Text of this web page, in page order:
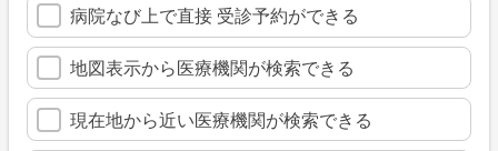
病院なび上で直接 受診予約ができる
地図表示から医療機関が検索できる
現在地から近い医療機関が検索できる